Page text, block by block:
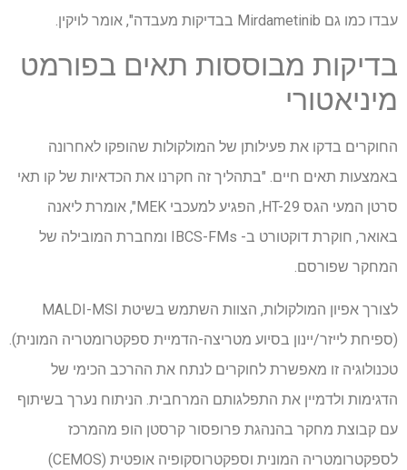
עבדו כמו גם Mirdametinib בבדיקות מעבדה", אומר לויקין.
בדיקות מבוססות תאים בפורמט
מיניאטורי
החוקרים בדקו את פעילותן של המולקולות שהופקו לאחרונה
באמצעות תאים חיים. "בתהליך זה חקרנו את הכדאיות של קו תאי
סרטן המעי הגס HT-29, הפגיע למעכבי MEK", אומרת ליאנה
באואר, חוקרת דוקטורט ב- IBCS-FMs ומחברת המובילה של
המחקר שפורסם.
לצורך אפיון המולקולות, הצוות השתמש בשיטת MALDI-MSI
(ספיחת לייזר/יינון בסיוע מטריצה-הדמיית ספקטרומטריה המונית).
טכנולוגיה זו מאפשרת לחוקרים לנתח את ההרכב הכימי של
הדגימות ולדמיין את התפלגותם המרחבית. הניתוח נערך בשיתוף
עם קבוצת מחקר בהנהגת פרופסור קרסטן הופ מהמרכז
לספקטרומטריה המונית וספקטרוסקופיה אופטית (CEMOS)